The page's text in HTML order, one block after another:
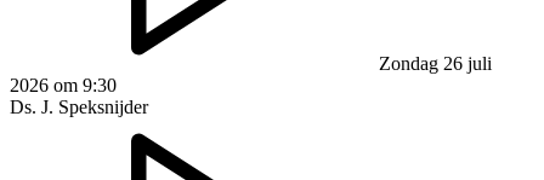
Zondag 26 juli
2026 om 9:30
Ds. J. Speksnijder